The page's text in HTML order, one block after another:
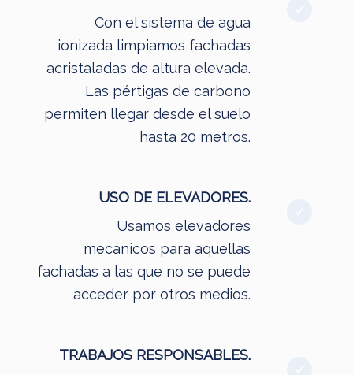
Con el sistema de agua
ionizada limpiamos fachadas
acristaladas de altura elevada.
Las pértigas de carbono
permiten llegar desde el suelo
hasta 20 metros.
USO DE ELEVADORES.
Usamos elevadores
mecánicos para aquellas
fachadas a las que no se puede
acceder por otros medios.
TRABAJOS RESPONSABLES.